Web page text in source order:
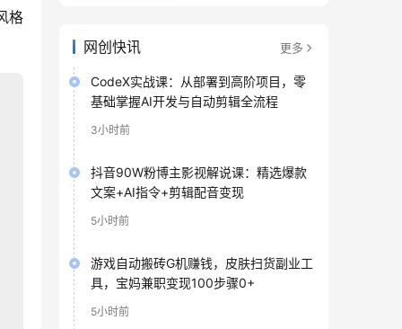
格
网创快讯 更多
CodeX实战课：从部署到高阶项目，零
基础掌握AI开发与自动剪辑全流程
3小时前
抖音90W粉博主影视解说课：精选爆款
文案+AI指令+剪辑配音变现
5小时前
游戏自动搬砖G机赚钱，皮肤扫货副业工
具，宝妈兼职变现100步骤0+
5小时前